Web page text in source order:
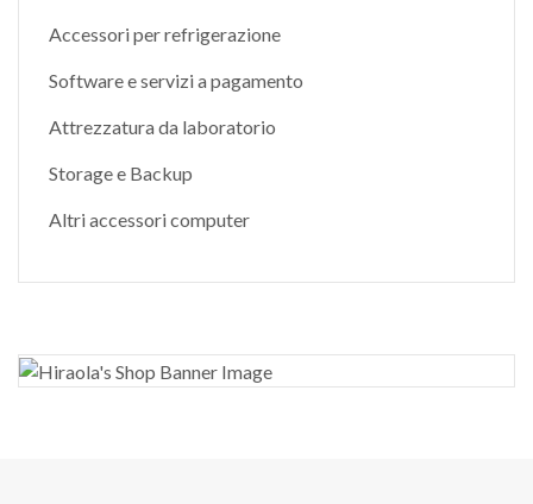
Accessori per refrigerazione
Software e servizi a pagamento
Attrezzatura da laboratorio
Storage e Backup
Altri accessori computer